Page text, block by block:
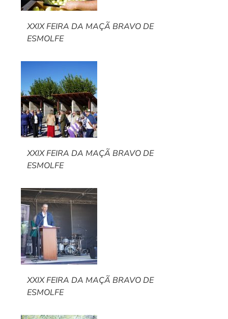
XXIX FEIRA DA MAÇÃ BRAVO DE
ESMOLFE
XXIX FEIRA DA MAÇÃ BRAVO DE
ESMOLFE
XXIX FEIRA DA MAÇÃ BRAVO DE
ESMOLFE